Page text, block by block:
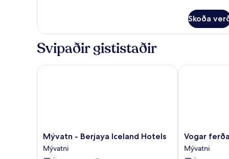
hæðar
einbýlishús
-
svefnherbergi
Skoða
Svipaðir gististaðir
Mývatn
-
Berjaya
Mývatn - Berjaya Iceland Hotels
Mývatni
Mývatn - Berjaya Iceland Hotels
Vogar
ferðaþjónusta
Mývatni
Vogar
Mývatni
Vogar